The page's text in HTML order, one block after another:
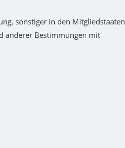
sonstiger in den Mitgliedstaaten
anderer Bestimmungen mit